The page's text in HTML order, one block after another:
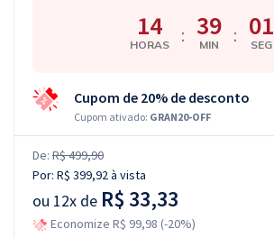
14
HORAS : 39
MIN : 00
SEG
Cupom de 20% de desconto
Cupom ativado: GRAN20-OFF
De: R$ 499,90
Por: R$ 399,92à vista
ou 12x de R$ 33,33
Economize R$ 99,98 (-20%)